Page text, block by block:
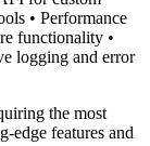
• Performance
functionality •
logging and error
the most
edge features and